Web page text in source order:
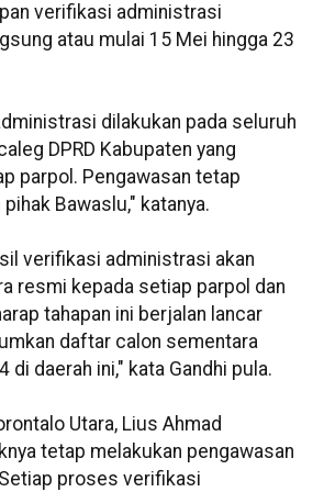
verifikasi administrasi
atau mulai 15 Mei hingga 23
dilakukan pada seluruh
DPRD Kabupaten yang
parpol. Pengawasan tetap
Bawaslu," katanya.
verifikasi administrasi akan
resmi kepada setiap parpol dan
tahapan ini berjalan lancar
daftar calon sementara
di daerah ini," kata Gandhi pula.
Utara, Lius Ahmad
tetap melakukan pengawasan
proses verifikasi